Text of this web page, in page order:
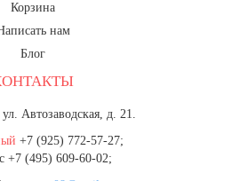
Корзина
нам
Блог
Автозаводская, д. 21.
+7 (925) 772-57-27;
+7 (495) 609-60-02;